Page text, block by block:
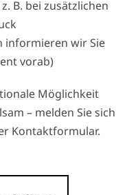
B. bei zusätzlichen
informieren wir Sie
vorab)
Möglichkeit
– melden Sie sich
Kontaktformular.